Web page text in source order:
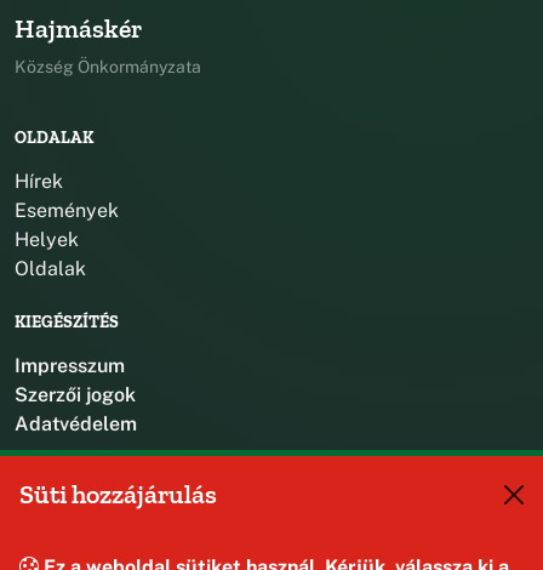
Hajmáskér
Község Önkormányzata
OLDALAK
Hírek
Események
Helyek
Oldalak
KIEGÉSZÍTÉS
Impresszum
Szerzői jogok
Adatvédelem
Süti hozzájárulás